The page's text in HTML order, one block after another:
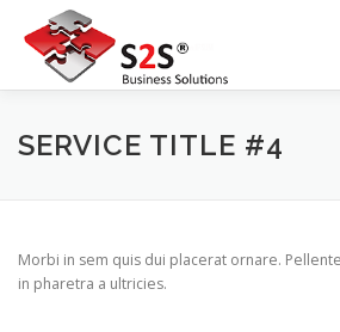
para
conteúdo
INÍCIO SOBRE A S2S
SERVICE TITLE #4
Morbi in sem quis dui placerat ornare.
in pharetra a ultricies.